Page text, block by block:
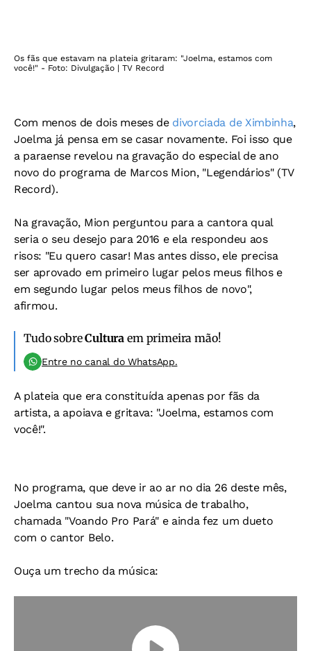
Os fãs que estavam na plateia gritaram: "Joelma, estamos com
você!" - Foto: Divulgação | TV Record
Com menos de dois meses de divorciada de Ximbinha,
Joelma já pensa em se casar novamente. Foi isso que
a paraense revelou na gravação do especial de ano
novo do programa de Marcos Mion, "Legendários" (TV
Record).
Na gravação, Mion perguntou para a cantora qual
seria o seu desejo para 2016 e ela respondeu aos
risos: "Eu quero casar! Mas antes disso, ele precisa
ser aprovado em primeiro lugar pelos meus filhos e
em segundo lugar pelos meus filhos de novo",
afirmou.
Tudo sobreCultura em primeira mão!
Entre no canal do WhatsApp.
A plateia que era constituída apenas por fãs da
artista, a apoiava e gritava: "Joelma, estamos com
você!".
No programa, que deve ir ao ar no dia 26 deste mês,
Joelma cantou sua nova música de trabalho,
chamada "Voando Pro Pará" e ainda fez um dueto
com o cantor Belo.
Ouça um trecho da música: